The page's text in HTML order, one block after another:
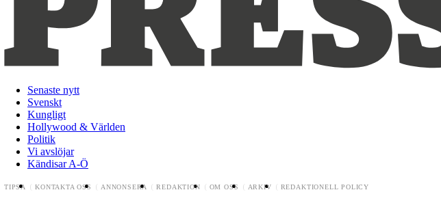
Senaste nytt
Svenskt
Kungligt
Hollywood & Världen
Politik
Vi avslöjar
Kändisar A-Ö
TIPSA KONTAKTA OSS ANNONSERA REDAKTION OM OSS ARKIV REDAKTIONELL POLICY